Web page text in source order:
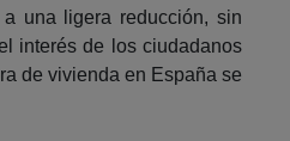
una ligera reducción, sin
interés de los ciudadanos
de vivienda en España se